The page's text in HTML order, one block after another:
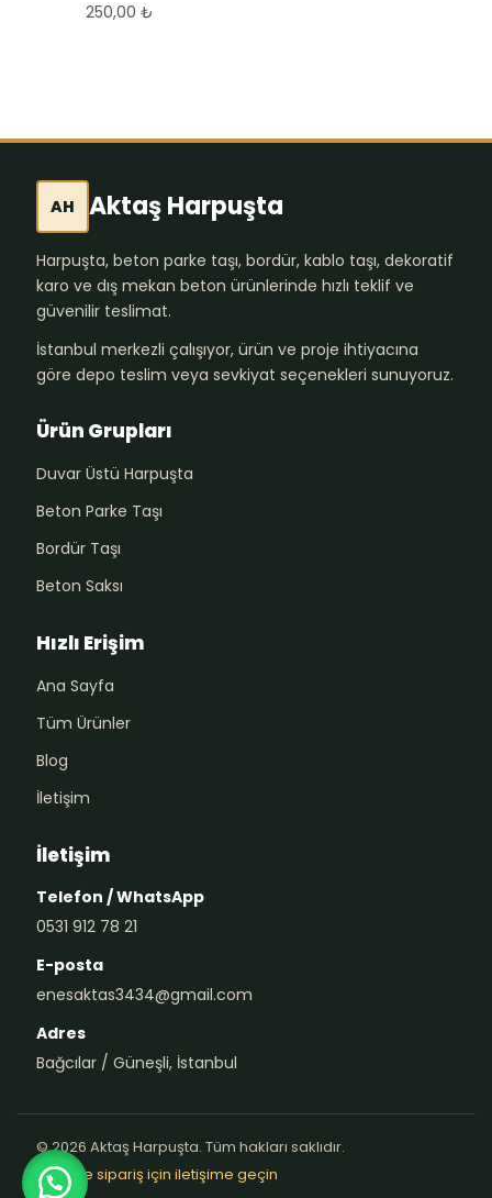
250,00 ₺
AH Aktaş Harpuşta
Harpuşta, beton parke taşı, bordür, kablo taşı, dekoratif
karo ve dış mekan beton ürünlerinde hızlı teklif ve
güvenilir teslimat.
İstanbul merkezli çalışıyor, ürün ve proje ihtiyacına
göre depo teslim veya sevkiyat seçenekleri sunuyoruz.
Ürün Grupları
Duvar Üstü Harpuşta
Beton Parke Taşı
Bordür Taşı
Beton Saksı
Hızlı Erişim
Ana Sayfa
Tüm Ürünler
Blog
İletişim
İletişim
Telefon / WhatsApp
0531 912 78 21
E-posta
enesaktas3434@gmail.com
Adres
Bağcılar / Güneşli, İstanbul
© 2026 Aktaş Harpuşta. Tüm hakları saklıdır.
Teklif ve sipariş için iletişime geçin